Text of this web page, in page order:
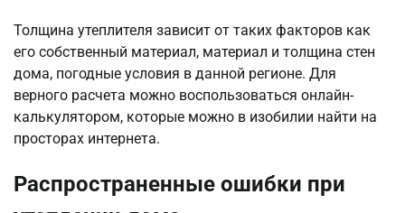
Толщина утеплителя зависит от таких факторов как
его собственный материал, материал и толщина стен
дома, погодные условия в данной регионе. Для
верного расчета можно воспользоваться онлайн-
калькулятором, которые можно в изобилии найти на
просторах интернета.
Распространенные ошибки при